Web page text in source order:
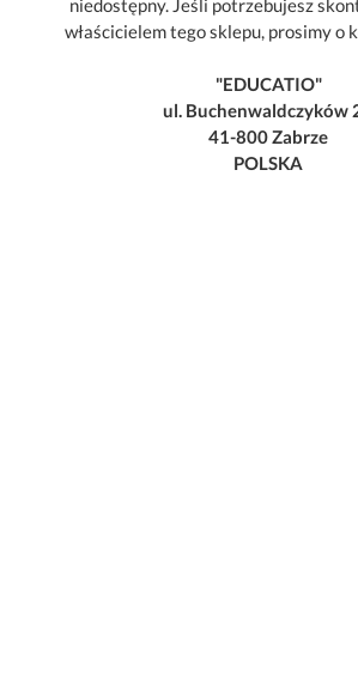
niedostępny. Jeśli potrzebujesz
właścicielem tego sklepu, prosimy o
"EDUCATIO"
ul. Buchenwaldczyków
41-800 Zabrze
POLSKA